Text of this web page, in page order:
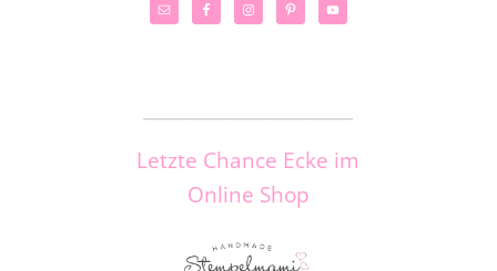
Letzte Chance Ecke im
Online Shop